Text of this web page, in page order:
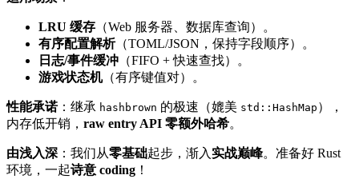
LRU 缓存 （Web 服务器、数据库查询）。
有序配置解析（TOML/JSON，保持字段顺序）。
日志/事件缓冲 （FIFO + 快速查找）。
游戏状态机（有序键值对）。
性能承诺：继承 hashbrown 的极速（媲美 std::HashMap ），
内存低开销， raw entry API 零额外哈希。
由浅入深 ：我们从零基础起步，渐入实战巅峰。准备好 Rust
环境，一起诗意 coding ！